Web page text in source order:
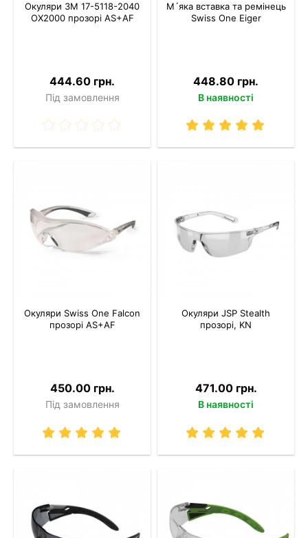
Окуляри 3M 17-5118-2040
OX2000 прозорі AS+AF
444.60 грн.
Під замовлення
М´яка вставка та ремінець
Swiss One Eiger
448.80 грн.
В наявності
Окуляри Swiss One Falcon
прозорі AS+AF
450.00 грн.
Під замовлення
Окуляри JSP Stealth
прозорі, KN
471.00 грн.
В наявності